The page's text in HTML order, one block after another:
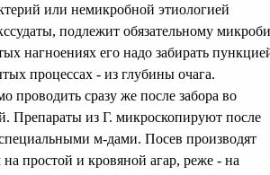
или немикробной этиологией
подлежит обязательному
нагноениях его надо забирать
процессах - из глубины очага.
проводить сразу же после забора во
Препараты из Г. микроскопируют после
м-дами. Посев производят
простой и кровяной агар, реже - на